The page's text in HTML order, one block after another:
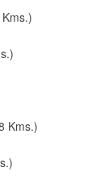
Kms.)